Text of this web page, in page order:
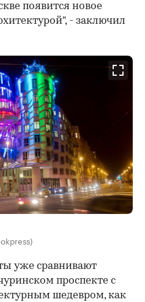
появится новое
- заключил
уже сравнивают
проспекте с
шедевром, как